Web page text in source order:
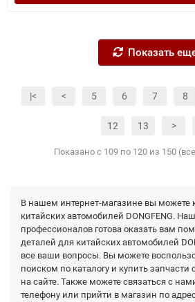
Показать
|< < 5 6 7 8
12 13 >
Показано с 109 по 120 из 150
В нашем интернет-магазине вы можете
китайских автомобилей DONGFENG.
профессионалов готова оказать вам
деталей для китайских автомобилей
все ваши вопросы. Вы можете
поиском по каталогу и купить запчасти
на сайте. Также можете связаться с
телефону или прийти в магазин по